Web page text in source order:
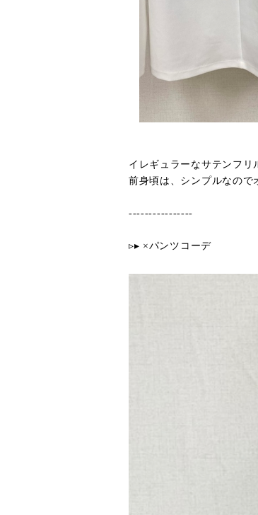
イレギュラーなサテンフ
前身頃は、シンプルなので
----------------
▹▸ ×パンツコーデ